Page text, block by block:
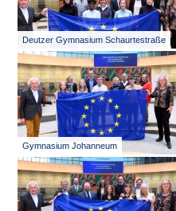
Deutzer Gymnasium Schaurtestraße
Gymnasium Johanneum